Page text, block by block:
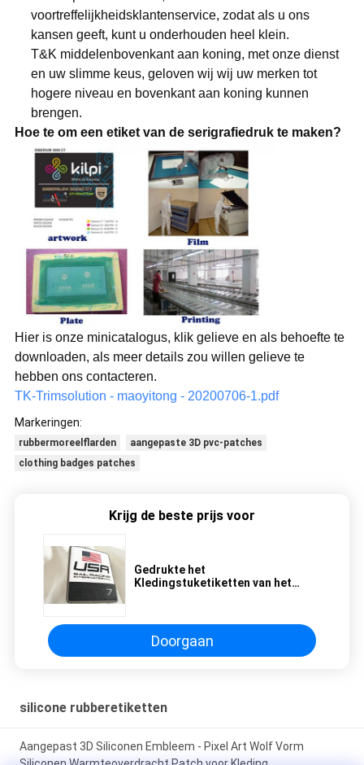
voortreffelijkheidsklantenservice, zodat als u ons
kansen geeft, kunt u onderhouden heel klein.
T&K middelenbovenkant aan koning, met onze dienst
en uw slimme keus, geloven wij wij uw merken tot
hogere niveau en bovenkant aan koning kunnen
brengen.
Hoe te om een etiket van de serigrafiedruk te maken?
Hier is onze minicatalogus, klik gelieve en als behoefte te
downloaden, als meer details zou willen gelieve te
hebben ons contacteren.
TK-Trimsolution - maoyitong - 20200706-1.pdf
Markeringen:
rubbermoreelflarden
aangepaste 3D pvc-patches
clothing badges patches
Krijg de beste prijs voor
Gedrukte het
Kledingstuketiketten van het
Vlagpatroon voor Kleding
Doorgaan
silicone rubberetiketten
Aangepast 3D Siliconen Embleem - Pixel Art Wolf Vorm